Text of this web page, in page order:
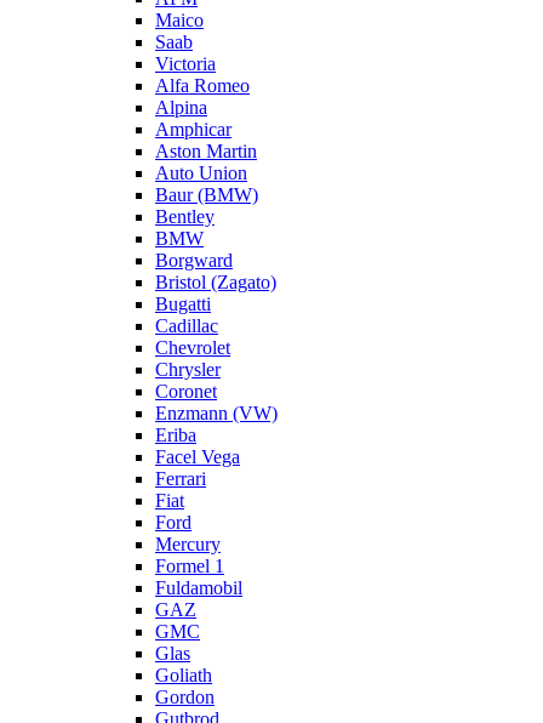
Maico
Saab
Victoria
Alfa Romeo
Alpina
Amphicar
Aston Martin
Auto Union
Baur (BMW)
Bentley
BMW
Borgward
Bristol (Zagato)
Bugatti
Cadillac
Chevrolet
Chrysler
Coronet
Enzmann (VW)
Eriba
Facel Vega
Ferrari
Fiat
Ford
Mercury
Formel 1
Fuldamobil
GAZ
GMC
Glas
Goliath
Gordon
Gutbrod